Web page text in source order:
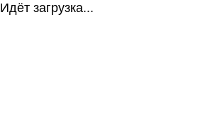
Идёт загрузка...